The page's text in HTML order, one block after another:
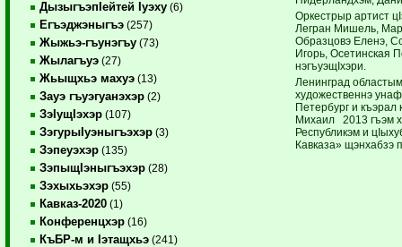
ДызыгъэпIейтей Iуэху (6)
Егъэджэныгъэ (257)
Жыжьэ-гъунэгъу (73)
Жылагъуэ (27)
Жьыщхьэ махуэ (13)
Зауэ гъуэгуанэхэр (2)
ЗэIущIэхэр (107)
ЗэгурыIуэныгъэхэр (3)
Зэпеуэхэр (135)
ЗэпыщIэныгъэхэр (28)
Зэхыхьэхэр (55)
Кавказ-2020 (1)
Конференцхэр (16)
КъБР-м и Iэтащхьэ (241)
Оркестрыр артист
Легран Мишель,
Образцовэ Еленэ,
Игорь, Осетинская
нэгъуэщIхэри.
Ленинград
художественнэ
Петербург и
Михаил 2013 гъэм
Республикэм и
Кавказа» щэнхабзэ